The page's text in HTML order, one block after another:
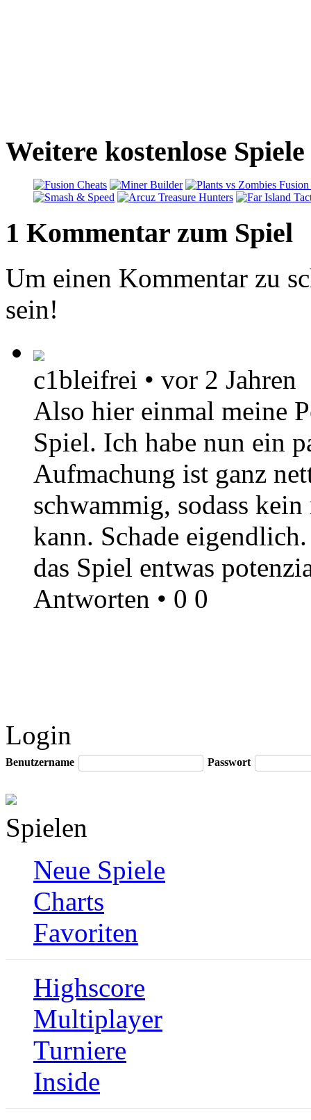
Weitere kostenlose
1 Kommentar zum Spiel
Um einen Kommentar zu
sein!
c1bleifrei • vor 2 Jahren
Also hier einmal meine
Spiel. Ich habe nun ein
Aufmachung ist ganz
schwammig, sodass
kann. Schade
das Spiel entwas
Antworten • 0 0
Login
Benutzername Passwort
Spielen
Neue Spiele
Charts
Favoriten
Highscore
Multiplayer
Turniere
Inside